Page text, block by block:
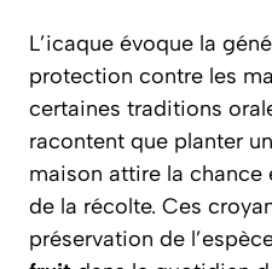
L’icaque évoque la
protection contre les
certaines traditions
racontent que planter
maison attire la chance
de la récolte. Ces
préservation de